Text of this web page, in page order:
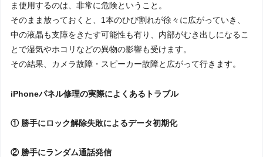
ま使用するのは、非常に危険ということ。
そのまま放っておくと、1本のひび割れが徐々に広がっていき、
中の液晶も支障をきたす可能性も有り、内部がむき出しになるこ
とで湿気やホコリなどの異物の影響も受けます。
その結果、カメラ故障・スピーカー故障と広がって行きます。
iPhoneパネル修理の実際によくあるトラブル
① 勝手にロック解除失敗によるデータ初期化
② 勝手にランダム通話発信